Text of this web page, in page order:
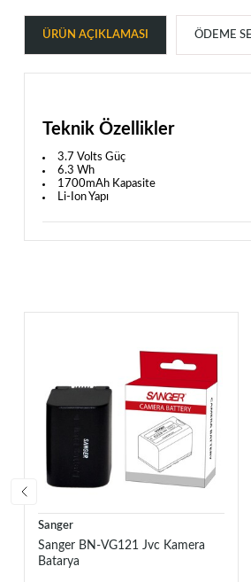
ÜRÜN AÇIKLAMASI ÖDEME
Teknik Özellikler
3.7 Volts Güç
6.3 Wh
1700mAh Kapasite
Li-Ion Yapı
Sanger
Sanger BN-VG121 Jvc Kamera
Batarya